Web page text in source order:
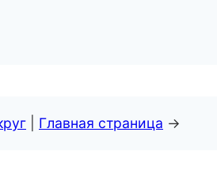
Главная страница →